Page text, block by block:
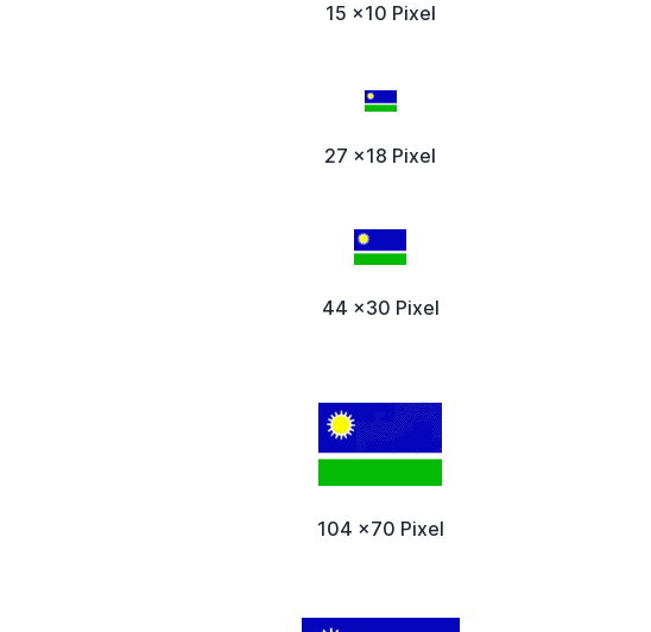
15 x10 Pixel
27 x18 Pixel
44 x30 Pixel
104 x70 Pixel